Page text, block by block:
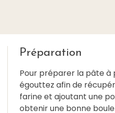
Préparation
Pour préparer la pâte à
égouttez afin de
farine et ajoutant une
obtenir une bonne boule